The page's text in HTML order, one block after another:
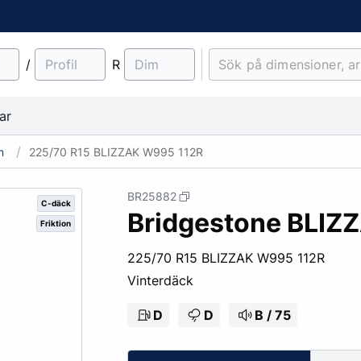
/ R
Lantbruk
Entreprenad & Maskiner
Lastbilsfälgar
O-ringar
Fälgtillbehör
Pinnbultar
Fälgskydd
Bult & Mutter
225/70 R15 BLIZZAK W995 112R
C-däck
Friktion
BR25882
Bridgestone
225/70 R15 BLIZZAK W995 112R
Vinterdäck
D D B / 75